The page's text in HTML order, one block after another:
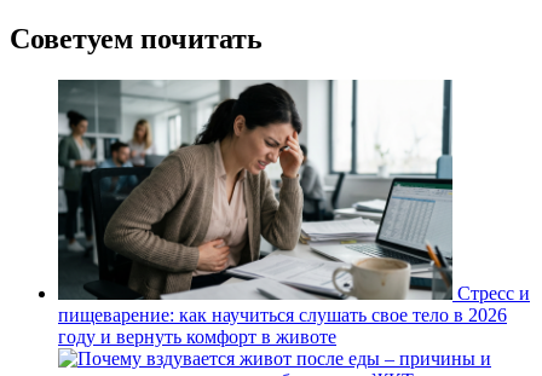
Советуем почитать
Стресс и
пищеварение: как научиться слушать свое тело в 2026
году и вернуть комфорт в животе